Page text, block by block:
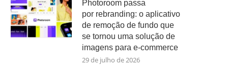
Photoroom passa
por rebranding: o aplicativo
de remoção de fundo que
se tornou uma solução de
imagens para e-commerce
29 de julho de 2026